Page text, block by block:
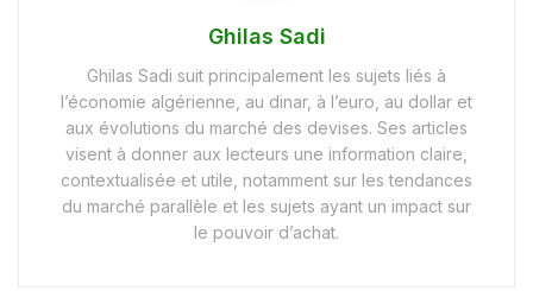
Ghilas Sadi
Ghilas Sadi suit principalement les sujets liés à
l’économie algérienne, au dinar, à l’euro, au dollar et
aux évolutions du marché des devises. Ses articles
visent à donner aux lecteurs une information claire,
contextualisée et utile, notamment sur les tendances
du marché parallèle et les sujets ayant un impact sur
le pouvoir d’achat.